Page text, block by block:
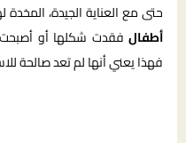
حتى مع العناية الجيدة،
أطفال فقدت شكلها أو
فهذا يعني أنها لم تعد صالحة